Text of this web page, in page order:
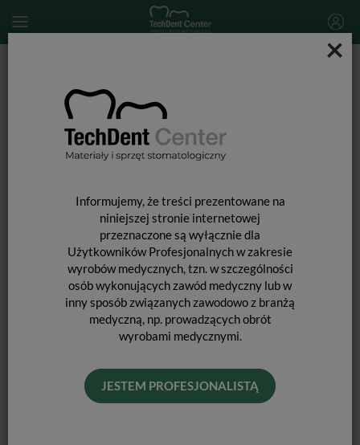
×
Informujemy, że treści prezentowane na
niniejszej stronie internetowej
przeznaczone są wyłącznie dla
Użytkowników Profesjonalnych w zakresie
wyrobów medycznych, tzn. w szczególności
osób wykonujących zawód medyczny lub w
inny sposób związanych zawodowo z branżą
medyczną, np. prowadzących obrót
wyrobami medycznymi.
JESTEM PROFESJONALISTĄ
Końcówka do skalera Woodpecker (standard EMS) / P2L